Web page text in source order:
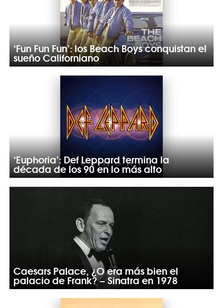
‘Fun Fun Fun’: los Beach Boys conquistan el
sueño Californiano
‘Euphoria’: Def Leppard termina la
década de los 90 en lo más alto
Caesars Palace, ¿O era más bien el
palacio de Frank? – Sinatra en 1978